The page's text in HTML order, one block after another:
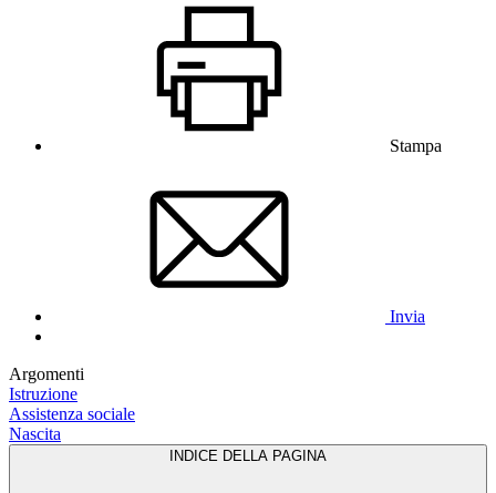
Stampa
Invia
Argomenti
Istruzione
Assistenza sociale
Nascita
INDICE DELLA PAGINA